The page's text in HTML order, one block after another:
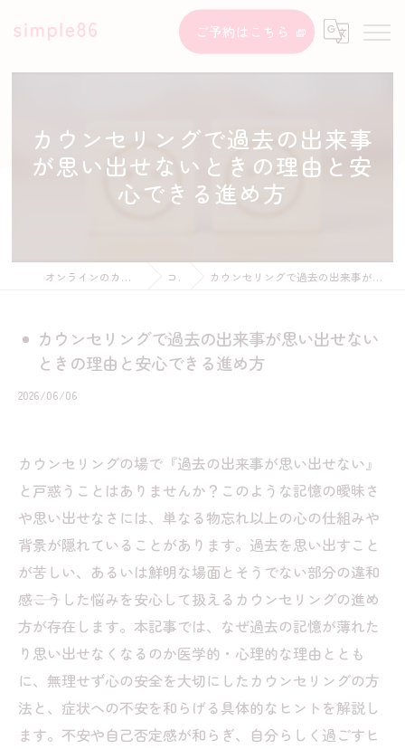
ご予約はこちら
カウンセリングで過去の出来事
が思い出せないときの理由と安
心できる進め方
オンラインのカウンセリングならsimple86 コラム カウンセリングで過去の出来事が思い出せないときの理由と安心できる進め方
カウンセリングで過去の出来事が思い出せない
ときの理由と安心できる進め方
2026/06/06
カウンセリングの場で『過去の出来事が思い出せない』
と戸惑うことはありませんか？このような記憶の曖昧さ
や思い出せなさには、単なる物忘れ以上の心の仕組みや
背景が隠れていることがあります。過去を思い出すこと
が苦しい、あるいは鮮明な場面とそうでない部分の違和
感――こうした悩みを安心して扱えるカウンセリングの進め
方が存在します。本記事では、なぜ過去の記憶が薄れた
り思い出せなくなるのか医学的・心理的な理由ととも
に、無理せず心の安全を大切にしたカウンセリングの方
法と、症状への不安を和らげる具体的なヒントを解説し
ます。不安や自己否定感が和らぎ、自分らしく過ごすヒ